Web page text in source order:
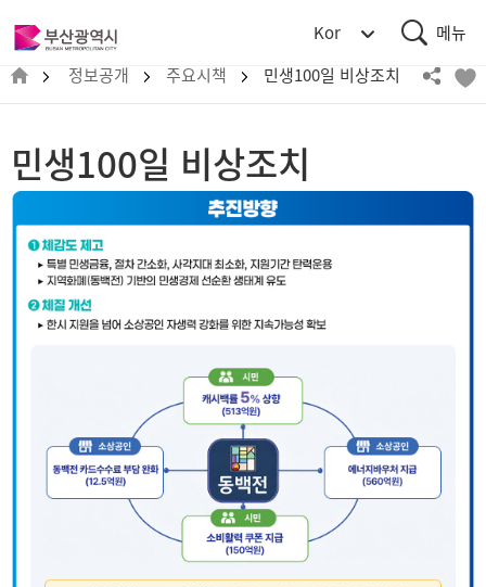
부
산
광
METROPOLITAN
CITY
Kor
합
색
뉴
정보공개 주요시책 민생100일 비상조치
민생100일 비상조치